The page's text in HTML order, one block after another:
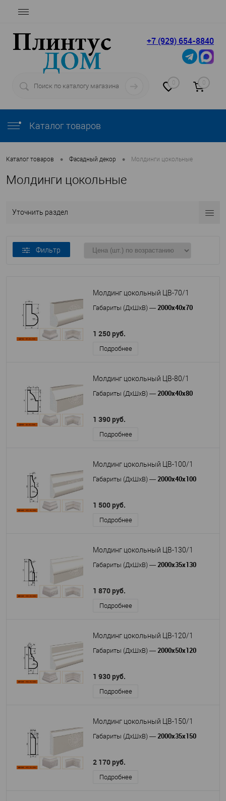
+7 (929) 654-8840
0 0
Каталог товаров
Каталог товаров • Фасадный декор • Молдинги цокольные
Молдинги цокольные
Уточнить раздел
Фильтр
Молдинг цокольный ЦВ-70/1
Габариты (ДхШхВ) — 2000х40х70
1 250 руб.
Подробнее
Молдинг цокольный ЦВ-80/1
Габариты (ДхШхВ) — 2000х40х80
1 390 руб.
Подробнее
Молдинг цокольный ЦВ-100/1
Габариты (ДхШхВ) — 2000х40х100
1 500 руб.
Подробнее
Молдинг цокольный ЦВ-130/1
Габариты (ДхШхВ) — 2000х35х130
1 870 руб.
Подробнее
Молдинг цокольный ЦВ-120/1
Габариты (ДхШхВ) — 2000х50х120
1 930 руб.
Подробнее
Молдинг цокольный ЦВ-150/1
Габариты (ДхШхВ) — 2000х35х150
2 170 руб.
Подробнее